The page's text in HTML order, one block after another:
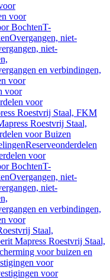
voor
BochtenT-
Overgangen, niet-
niet-
en verbindingen,
voor
voor
voor
Roestvrij Staal, FKM
Roestvrij Staal,
voor Buizen
Reserveonderdelen
voor
BochtenT-
Overgangen, niet-
niet-
en verbindingen,
voor
Staal,
Mapress Roestvrij Staal,
voor buizen en
voor
voor